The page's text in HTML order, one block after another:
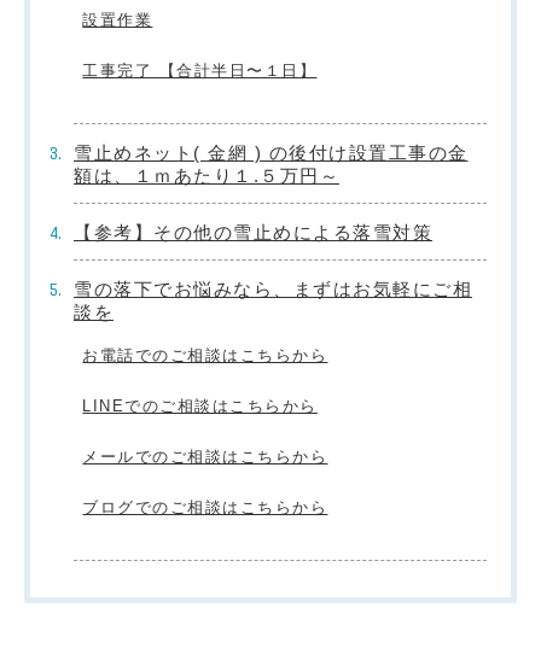
設置作業
工事完了 【合計半日〜１日】
雪止めネット( 金網 ) の後付け設置工事の金
額は、１ｍあたり１.５万円～
【参考】その他の雪止めによる落雪対策
雪の落下でお悩みなら、まずはお気軽にご相
談を
お電話でのご相談はこちらから
LINEでのご相談はこちらから
メールでのご相談はこちらから
ブログでのご相談はこちらから